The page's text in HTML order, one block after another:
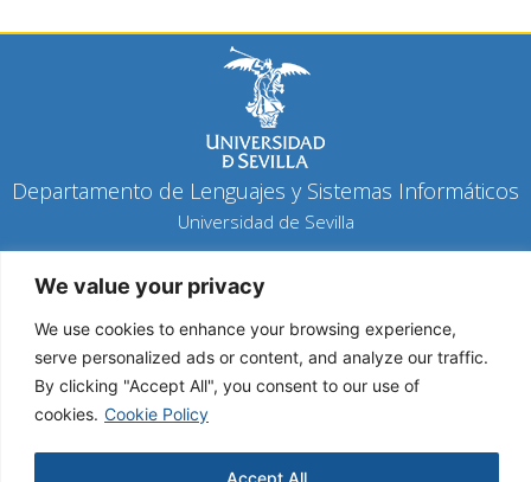
We value your privacy
We use cookies to enhance your browsing experience,
serve personalized ads or content, and analyze our traffic.
By clicking "Accept All", you consent to our use of
cookies. Cookie Policy
Accept All
Departamento de Lenguajes y Sistemas Informáticos
Universidad de Sevilla
Política de cookies Aviso legal
Copyright 2026 © Todos los derechos reservados
Diseño y desarrollo h-tecnología